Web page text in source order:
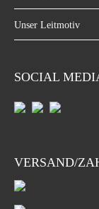
Unser Leitmotiv
SOCIAL
VERSAND/